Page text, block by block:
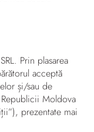
Prin plasarea
acceptă
și/sau de
Moldova
prezentate mai